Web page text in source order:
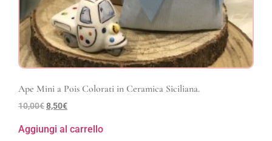
Ape Mini a Pois Colorati in Ceramica Siciliana.
10,00€8,50€
Aggiungi al carrello